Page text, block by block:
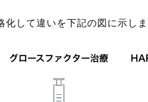
化して違いを下記の図に示し